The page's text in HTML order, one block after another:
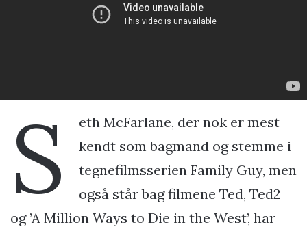
S
eth McFarlane, der nok er mest
kendt som bagmand og stemme i
tegnefilmsserien Family Guy, men
også står bag filmene Ted, Ted2
og ’A Million Ways to Die in the West’, har